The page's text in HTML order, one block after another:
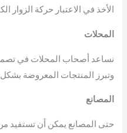
الأخذ في الاعتبار حركة الزوار
المحلات
نساعد أصحاب المحلات في
وتبرز المنتجات المعروضة
المصانع
حتى المصانع يمكن أن تستفيد